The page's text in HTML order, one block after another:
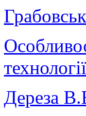
Дереза